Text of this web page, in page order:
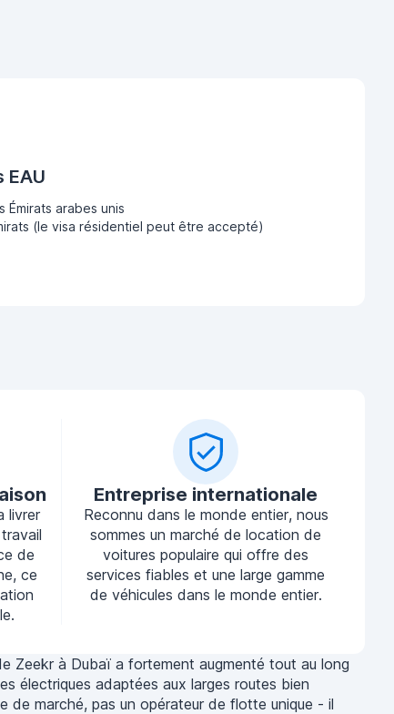
EAU
Émirats arabes unis
(le visa résidentiel peut être accepté)
livrer
de
ce
Entreprise internationale
Reconnu dans le monde entier, nous
sommes un marché de location de
voitures populaire qui offre des
services fiables et une large gamme
de véhicules dans le monde entier.
Zeekr à Dubaï a fortement augmenté tout au long
électriques adaptées aux larges routes bien
de marché, pas un opérateur de flotte unique - il